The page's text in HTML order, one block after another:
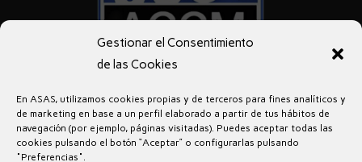
Gestionar el Consentimiento
de las Cookies
En ASAS, utilizamos cookies propias y de terceros para fines analíticos y
de marketing en base a un perfil elaborado a partir de tus hábitos de
navegación (por ejemplo, páginas visitadas). Puedes aceptar todas las
cookies pulsando el botón “Aceptar” o configurarlas pulsando
"Preferencias".